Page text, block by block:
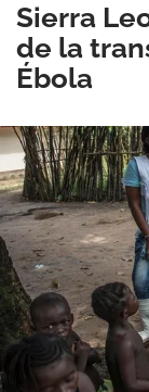
Sierra
de la
Ébola